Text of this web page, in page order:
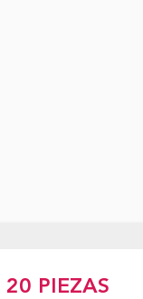
PIEZAS